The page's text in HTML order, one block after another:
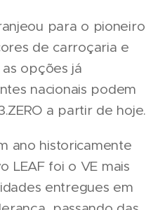
para o pioneiro
de carroçaria e
opções já
nacionais podem
a partir de hoje.
ano historicamente
LEAF foi o VE mais
entregues em